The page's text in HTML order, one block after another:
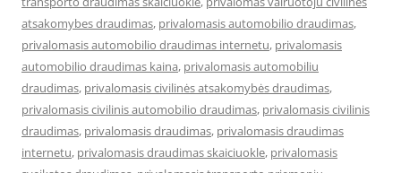
atsakomybes draudimas, privalomasis automobilio draudimas,
privalomasis automobilio draudimas internetu, privalomasis
automobilio draudimas kaina, privalomasis automobiliu
draudimas, privalomasis civilinės atsakomybės draudimas,
privalomasis civilinis automobilio draudimas, privalomasis civilinis
draudimas, privalomasis draudimas, privalomasis draudimas
internetu, privalomasis draudimas skaiciuokle, privalomasis